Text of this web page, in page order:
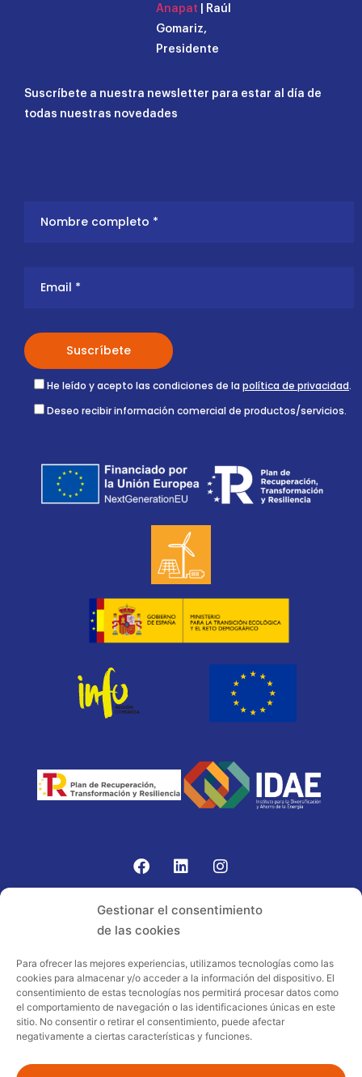
Gestionar el consentimiento
de las cookies
Para ofrecer las mejores experiencias, utilizamos tecnologías como las
cookies para almacenar y/o acceder a la información del dispositivo. El
consentimiento de estas tecnologías nos permitirá procesar datos como
el comportamiento de navegación o las identificaciones únicas en este
sitio. No consentir o retirar el consentimiento, puede afectar
negativamente a ciertas características y funciones.
Anapat | Raúl
Gomariz,
Presidente
Suscríbete a nuestra newsletter para estar al día de
todas nuestras novedades
He leído y acepto las condiciones de la política de privacidad.
Deseo recibir información comercial de productos/servicios.
Proyecto acogido al programa de
incentivos ligados al autoconsumo y
almacenamiento, con fuentes de energía
renovables, así como a la implantación